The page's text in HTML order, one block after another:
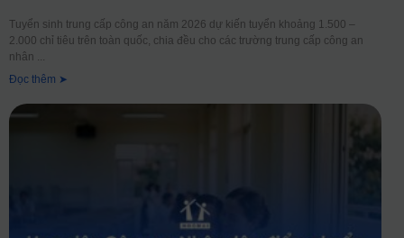
Tuyển sinh trung cấp công an năm 2026 dự kiến tuyển khoảng 1.500 –
2.000 chỉ tiêu trên toàn quốc, chia đều cho các trường trung cấp công an
nhân
Đọc thêm ➤